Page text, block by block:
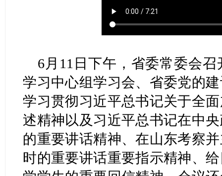
6月11日下午，省委常委会
学习中心组学习会、省委党的
学习贯彻习近平总书记关于全
述精神以及习近平总书记在中
的重要讲话精神、在山东考察
时的重要讲话重要指示精神、